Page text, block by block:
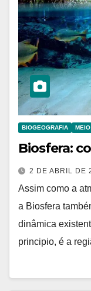
BIOGEOGRAFIA
Biosfera:
2 DE ABRIL DE
Assim como a
a Biosfera
dinâmica
principio, é a